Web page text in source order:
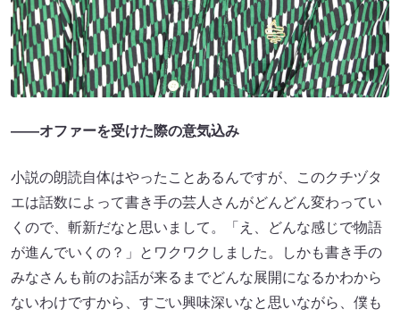
――オファーを受けた際の意気込み
小説の朗読自体はやったことあるんですが、このクチヅタ
エは話数によって書き手の芸人さんがどんどん変わってい
くので、斬新だなと思いまして。「え、どんな感じで物語
が進んでいくの？」とワクワクしました。しかも書き手の
みなさんも前のお話が来るまでどんな展開になるかわから
ないわけですから、すごい興味深いなと思いながら、僕も